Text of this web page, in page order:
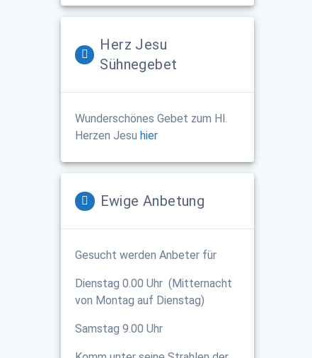
Herz Jesu
Sühnegebet
Wunderschönes Gebet zum Hl.
Herzen Jesu hier
Ewige Anbetung
Gesucht werden Anbeter für
Dienstag 0.00 Uhr (Mitternacht
von Montag auf Dienstag)
Samstag 9.00 Uhr